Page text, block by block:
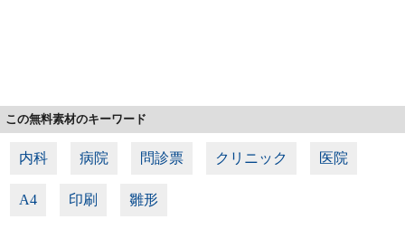
この無料素材のキーワード
内科 病院 問診票 クリニック 医院
A4 印刷 雛形